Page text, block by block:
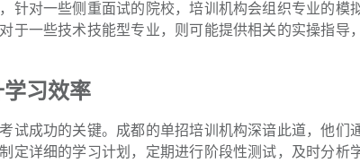
针对一些侧重面试的院校，培训机构会组织专业的模
于一些技术技能型专业，则可能提供相关的实操指导
习效率
试成功的关键。成都的单招培训机构深谙此道，他们
定详细的学习计划，定期进行阶段性测试，及时分析